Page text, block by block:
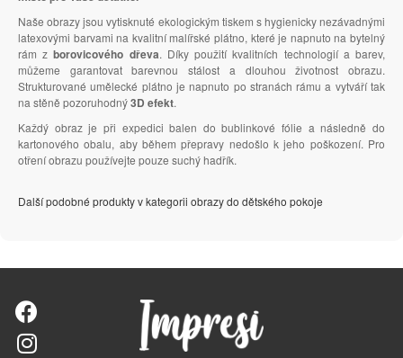
Naše obrazy jsou vytisknuté ekologickým tiskem s hygienicky nezávadnými
latexovými barvami na kvalitní malířské plátno, které je napnuto na bytelný
rám zborovicového dřeva. Díky použití kvalitních technologií a barev,
můžeme garantovat barevnou stálost a dlouhou životnost obrazu.
Strukturované umělecké plátno je napnuto po stranách rámu a vytváří tak
na stěně pozoruhodný3D efekt.
Každý obraz je při expedici balen do bublinkové fólie a následně do
kartonového obalu, aby během přepravy nedošlo k jeho poškození. Pro
otření obrazu používejte pouze suchý hadřík.
Další podobné produkty v kategorii obrazy do dětského pokoje